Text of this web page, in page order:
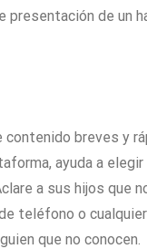
de un
breves y
ayuda a
a sus hijos que
teléfono o
que no conocen.